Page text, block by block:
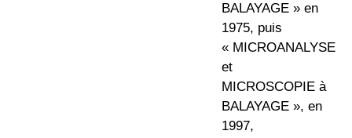
BALAYAGE » en
1975, puis
« MICROANALYSE
et
MICROSCOPIE à
BALAYAGE », en
1997,